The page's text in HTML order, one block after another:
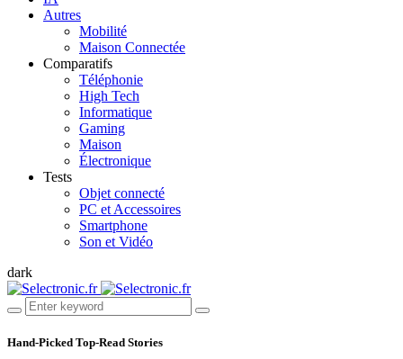
Autres
Mobilité
Maison Connectée
Comparatifs
Téléphonie
High Tech
Informatique
Gaming
Maison
Électronique
Tests
Objet connecté
PC et Accessoires
Smartphone
Son et Vidéo
dark
Hand-Picked Top-Read Stories